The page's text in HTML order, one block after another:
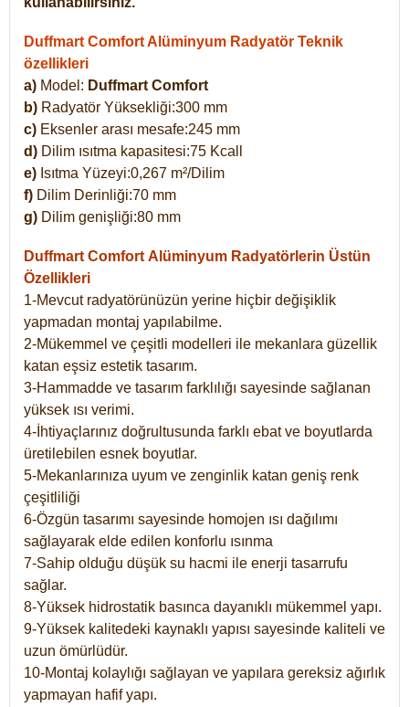
Duffmart Comfort Alüminyum Radyatör Teknik
özellikleri
a) Model: Duffmart Comfort
b) Radyatör Yüksekliği:300 mm
c) Eksenler arası mesafe:245 mm
d) Dilim ısıtma kapasitesi:75 Kcall
e) Isıtma Yüzeyi:0,267 m²/Dilim
f) Dilim Derinliği:70 mm
g) Dilim genişliği:80 mm
Duffmart Comfort Alüminyum Radyatörlerin Üstün
Özellikleri
1-Mevcut radyatörünüzün yerine hiçbir değişiklik
yapmadan montaj yapılabilme.
2-Mükemmel ve çeşitli modelleri ile mekanlara güzellik
katan eşsiz estetik tasarım.
3-Hammadde ve tasarım farklılığı sayesinde sağlanan
yüksek ısı verimi.
4-İhtiyaçlarınız doğrultusunda farklı ebat ve boyutlarda
üretilebilen esnek boyutlar.
5-Mekanlarınıza uyum ve zenginlik katan geniş renk
çeşitliliği
6-Özgün tasarımı sayesinde homojen ısı dağılımı
sağlayarak elde edilen konforlu ısınma
7-Sahip olduğu düşük su hacmi ile enerji tasarrufu
sağlar.
8-Yüksek hidrostatik basınca dayanıklı mükemmel yapı.
9-Yüksek kalitedeki kaynaklı yapısı sayesinde kaliteli ve
uzun ömürlüdür.
10-Montaj kolaylığı sağlayan ve yapılara gereksiz ağırlık
yapmayan hafif yapı.